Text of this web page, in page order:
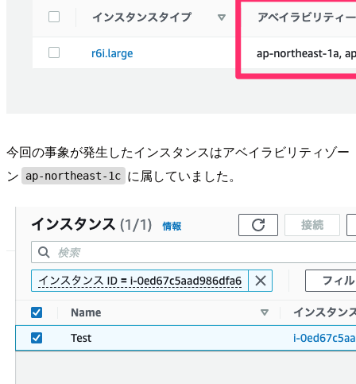
今回の事象が発生したインスタンスはアベイラビリティゾー
ン
ap-northeast-1c に属していました。